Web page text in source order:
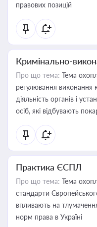
правових позицій
Кримінально-
Про що тема: Тема
регулювання виконання
діяльність органів і
осіб, які відбувають
Практика ЄСПЛ
Про що тема: Тема
стандарти
впливають на
норм права в Україні